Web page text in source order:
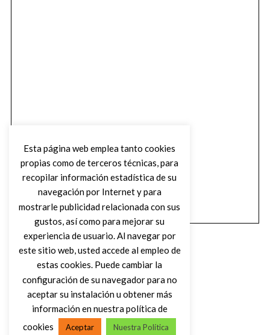
(C) DIRTY ROCK MAGAZINE
Esta página web emplea tanto cookies
propias como de terceros técnicas, para
recopilar información estadística de su
navegación por Internet y para
mostrarle publicidad relacionada con sus
gustos, así como para mejorar su
experiencia de usuario. Al navegar por
este sitio web, usted accede al empleo de
estas cookies. Puede cambiar la
configuración de su navegador para no
aceptar su instalación u obtener más
información en nuestra política de
cookies
Aceptar Nuestra Política